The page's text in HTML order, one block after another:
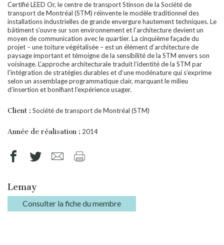
Certifié LEED Or, le centre de transport Stinson de la Société de
transport de Montréal (STM) réinvente le modèle traditionnel des
installations industrielles de grande envergure hautement techniques. Le
bâtiment s’ouvre sur son environnement et l’architecture devient un
moyen de communication avec le quartier. La cinquième façade du
projet – une toiture végétalisée – est un élément d’architecture de
paysage important et témoigne de la sensibilité de la STM envers son
voisinage. L’approche architecturale traduit l’identité de la STM par
l’intégration de stratégies durables et d’une modénature qui s’exprime
selon un assemblage programmatique clair, marquant le milieu
d’insertion et bonifiant l’expérience usager.
Client : Société de transport de Montréal (STM)
Année de réalisation : 2014
Lemay
Consulter la fiche du membre